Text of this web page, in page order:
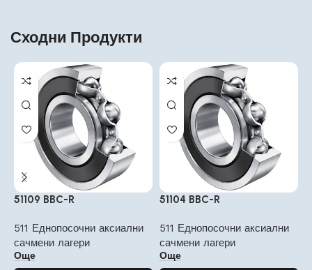
Сходни Продукти
51109 BBC-R
511 Еднопосочни аксиални
сачмени лагери
Още
51104 BBC-R
511 Еднопосочни аксиални
сачмени лагери
Още